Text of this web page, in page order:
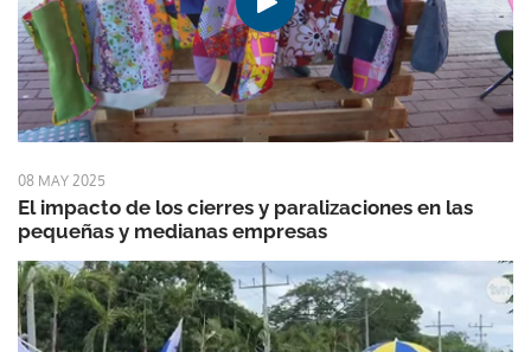
08 MAY 2025
El impacto de los cierres y paralizaciones en las
pequeñas y medianas empresas